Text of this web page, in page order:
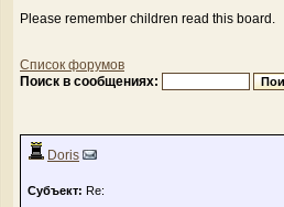
Please remember children read this board.
Список форумов
Поиск в сообщениях:
Doris
Субъект: Re: